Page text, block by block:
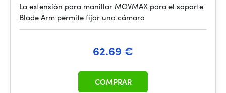
La extensión para manillar MOVMAX para el soporte
Blade Arm permite fijar una cámara
62.69 €
COMPRAR